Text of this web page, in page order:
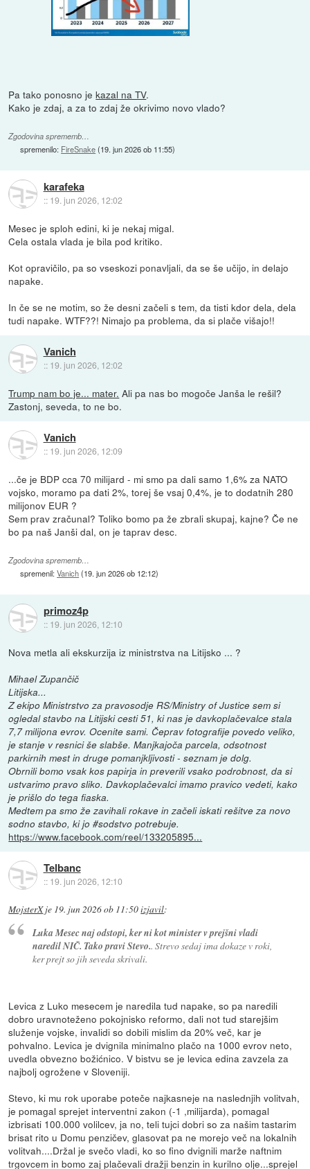
Pa tako ponosno jekazal na TV.
Kako je zdaj, a za to zdaj že okrivimo novo vlado?
Zgodovina sprememb…
spremenilo: FireSnake(19. jun 2026 ob 11:55)
karafeka
:: 19. jun 2026, 12:02
Mesec je sploh edini, ki je nekaj migal.
Cela ostala vlada je bila pod kritiko.
Kot opravičilo, pa so vseskozi ponavljali, da se še učijo, in delajo
napake.
In če se ne motim, so že desni začeli s tem, da tisti kdor dela, dela
tudi napake. WTF??! Nimajo pa problema, da si plače višajo!!
Vanich
:: 19. jun 2026, 12:02
Trump nam bo je... mater. Ali pa nas bo mogoče Janša le rešil?
Zastonj, seveda, to ne bo.
Vanich
:: 19. jun 2026, 12:09
...če je BDP cca 70 milijard - mi smo pa dali samo 1,6% za NATO
vojsko, moramo pa dati 2%, torej še vsaj 0,4%, je to dodatnih 280
milijonov EUR ?
Sem prav zračunal? Toliko bomo pa že zbrali skupaj, kajne? Če ne
bo pa naš Janši dal, on je taprav desc.
Zgodovina sprememb…
spremenil:Vanich(19. jun 2026 ob 12:12)
primoz4p
:: 19. jun 2026, 12:10
Nova metla ali ekskurzija iz ministrstva na Litijsko ... ?
Mihael Zupančič
Litijska...
Z ekipo Ministrstvo za pravosodje RS/Ministry of Justice sem si
ogledal stavbo na Litijski cesti 51, ki nas je davkoplačevalce stala
7,7 milijona evrov. Ocenite sami. Čeprav fotografije povedo veliko,
je stanje v resnici še slabše. Manjkajoča parcela, odsotnost
parkirnih mest in druge pomanjkljivosti - seznam je dolg.
Obrnili bomo vsak kos papirja in preverili vsako podrobnost, da si
ustvarimo pravo sliko. Davkoplačevalci imamo pravico vedeti, kako
je prišlo do tega fiaska.
Medtem pa smo že zavihali rokave in začeli iskati rešitve za novo
sodno stavbo, ki jo #sodstvo potrebuje.
https://www.facebook.com/reel/133205895...
Telbanc
:: 19. jun 2026, 12:10
MojsterXje 19. jun 2026 ob 11:50izjavil:
Luka Mesec naj odstopi, ker ni kot minister v prejšni vladi
naredil NIČ. Tako pravi Stevo.. Strevo sedaj ima dokaze v roki,
ker prejt so jih seveda skrivali.
Levica z Luko mesecem je naredila tud napake, so pa naredili
dobro uravnoteženo pokojnisko reformo, dali not tud starejšim
služenje vojske, invalidi so dobili mislim da 20% več, kar je
pohvalno. Levica je dvignila minimalno plačo na 1000 evrov neto,
uvedla obvezno božićnico. V bistvu se je levica edina zavzela za
najbolj ogrožene v Sloveniji.
Stevo, ki mu rok uporabe poteče najkasneje na naslednjih volitvah,
je pomagal sprejet interventni zakon (-1 ,milijarda), pomagal
izbrisati 100.000 volilcev, ja no, teli tujci dobri so za našim tastarim
brisat rito u Domu penzičev, glasovat pa ne morejo več na lokalnih
volitvah....Držal je svečo vladi, ko so fino dvignili marže naftnim
trgovcem in bomo zaj plačevali dražji benzin in kurilno olje...sprejel